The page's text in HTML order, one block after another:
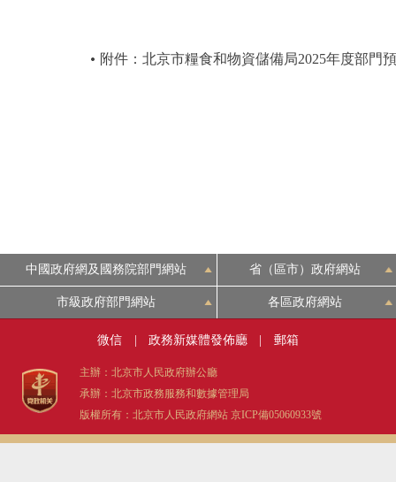
附件：北京市糧食和物資儲備局2025年度部門
中國政府網及國務院部門網站 省（區市）政府網站
市級政府部門網站 各區政府網站
微信 政務新媒體發佈廳 郵箱
主辦：北京市人民政府辦公廳
承辦：北京市政務服務和數據管理局
版權所有：北京市人民政府網站 京ICP備05060933號